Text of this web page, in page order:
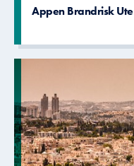
Appen Brandrisk Ute